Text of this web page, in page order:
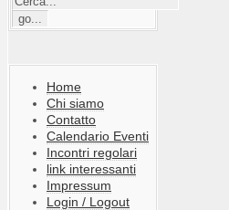
Home
Chi siamo
Contatto
Calendario Eventi
Incontri regolari
link interessanti
Impressum
Login / Logout